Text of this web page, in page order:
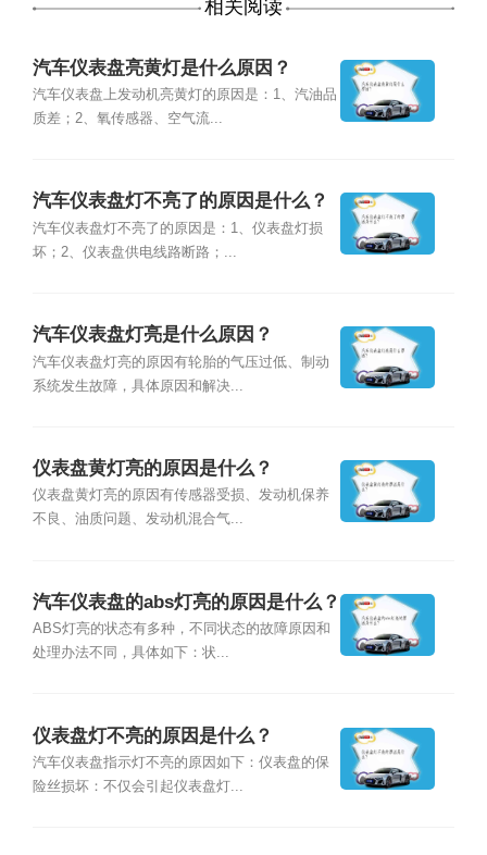
相关阅读
汽车仪表盘亮黄灯是什么原因？
汽车仪表盘上发动机亮黄灯的原因是：1、汽油品
质差；2、氧传感器、空气流...
汽车仪表盘灯不亮了的原因是什么？
汽车仪表盘灯不亮了的原因是：1、仪表盘灯损
坏；2、仪表盘供电线路断路；...
汽车仪表盘灯亮是什么原因？
汽车仪表盘灯亮的原因有轮胎的气压过低、制动
系统发生故障，具体原因和解决...
仪表盘黄灯亮的原因是什么？
仪表盘黄灯亮的原因有传感器受损、发动机保养
不良、油质问题、发动机混合气...
汽车仪表盘的abs灯亮的原因是什么？
ABS灯亮的状态有多种，不同状态的故障原因和
处理办法不同，具体如下：状...
仪表盘灯不亮的原因是什么？
汽车仪表盘指示灯不亮的原因如下：仪表盘的保
险丝损坏：不仅会引起仪表盘灯...